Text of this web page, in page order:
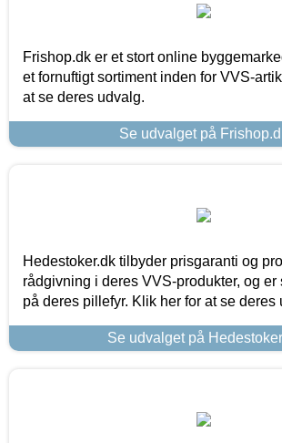
Frishop.dk er et stort online
et fornuftigt sortiment inden for VVS-
at se deres udvalg.
Se udvalget på
Hedestoker.dk tilbyder prisgaranti og
rådgivning i deres VVS-produkter, og
på deres pillefyr. Klik her for at se deres
Se udvalget på